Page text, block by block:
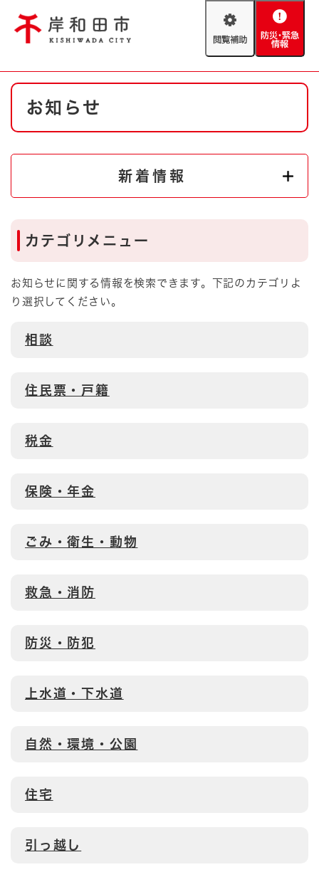
閲
助
防
緊
やさしい日本語
拡大
防災・緊急情報
ハザードマップ AED設置箇所
本
お知らせ
新着情報
カテゴリメニュー
お知らせに関する情報を検索できます。下記のカテゴリよ
り選択してください。
相談
住民票・戸籍
税金
保険・年金
ごみ・衛生・動物
救急・消防
防災・防犯
上水道・下水道
自然・環境・公園
住宅
引っ越し